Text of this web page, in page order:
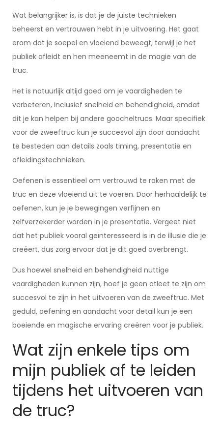
Wat belangrijker is, is dat je de juiste technieken
beheerst en vertrouwen hebt in je uitvoering. Het gaat
erom dat je soepel en vloeiend beweegt, terwijl je het
publiek afleidt en hen meeneemt in de magie van de
truc.
Het is natuurlijk altijd goed om je vaardigheden te
verbeteren, inclusief snelheid en behendigheid, omdat
dit je kan helpen bij andere goocheltrucs. Maar specifiek
voor de zweeftruc kun je succesvol zijn door aandacht
te besteden aan details zoals timing, presentatie en
afleidingstechnieken.
Oefenen is essentieel om vertrouwd te raken met de
truc en deze vloeiend uit te voeren. Door herhaaldelijk te
oefenen, kun je je bewegingen verfijnen en
zelfverzekerder worden in je presentatie. Vergeet niet
dat het publiek vooral geïnteresseerd is in de illusie die je
creëert, dus zorg ervoor dat je dit goed overbrengt.
Dus hoewel snelheid en behendigheid nuttige
vaardigheden kunnen zijn, hoef je geen atleet te zijn om
succesvol te zijn in het uitvoeren van de zweeftruc. Met
geduld, oefening en aandacht voor detail kun je een
boeiende en magische ervaring creëren voor je publiek.
Wat zijn enkele tips om
mijn publiek af te leiden
tijdens het uitvoeren van
de truc?